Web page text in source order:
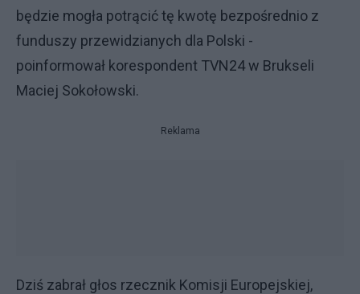
będzie mogła potrącić tę kwotę bezpośrednio z
funduszy przewidzianych dla Polski -
poinformował korespondent TVN24 w Brukseli
Maciej Sokołowski.
Reklama
Dziś zabrał głos rzecznik Komisji Europejskiej,